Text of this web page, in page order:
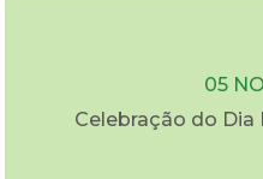
05
Celebração do